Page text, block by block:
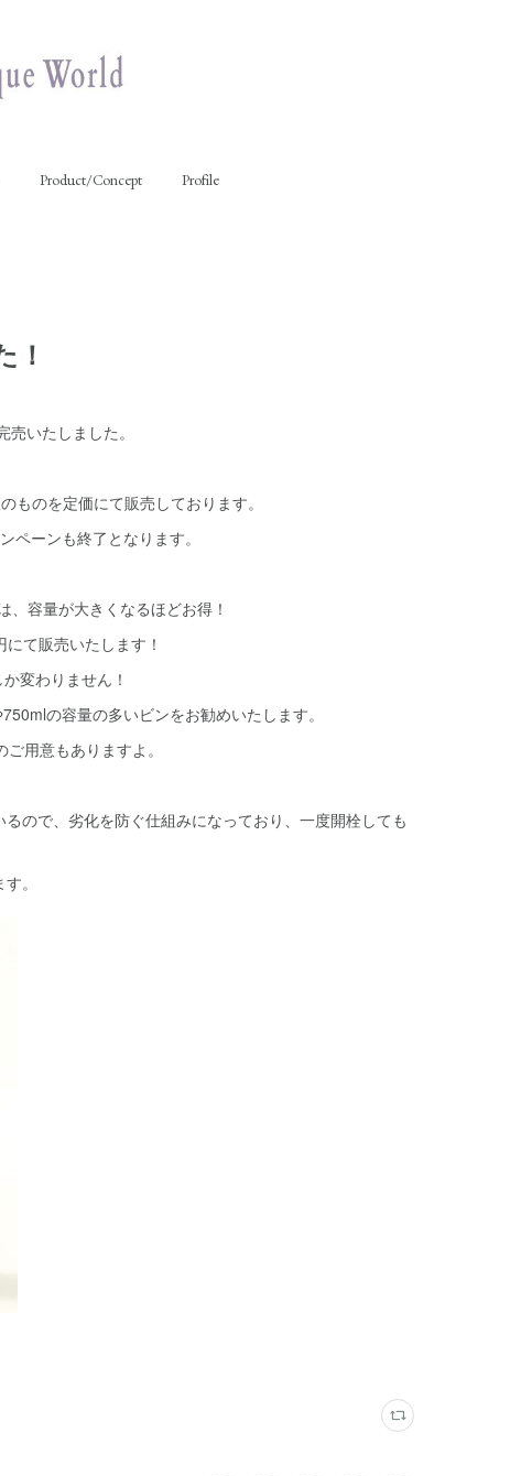
Product/Concept Profile
！
いたしました。
のを定価にて販売しております。
ペーンも終了となります。
容量が大きくなるほどお得！
て販売いたします！
変わりません！
の容量の多いビンをお勧めいたします。
用意もありますよ。
ので、劣化を防ぐ仕組みになっており、一度開栓しても
。